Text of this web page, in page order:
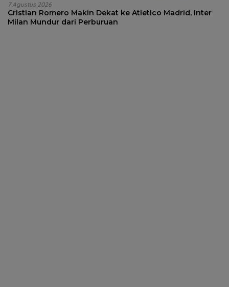
7 Agustus 2026
Cristian Romero Makin Dekat ke Atletico Madrid, Inter
Milan Mundur dari Perburuan